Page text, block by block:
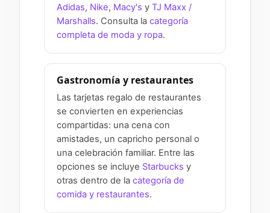
Adidas, Nike, Macy's y TJ Maxx /
Marshalls. Consulta la categoría
completa de moda y ropa.
Gastronomía y restaurantes
Las tarjetas regalo de restaurantes
se convierten en experiencias
compartidas: una cena con
amistades, un capricho personal o
una celebración familiar. Entre las
opciones se incluye Starbucks y
otras dentro de la categoría de
comida y restaurantes.